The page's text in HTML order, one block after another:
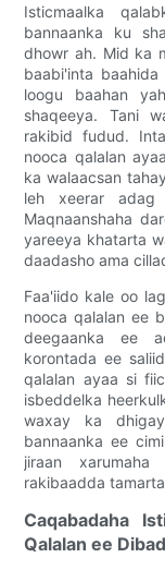
Isticmaalka
bannaanka ku
dhowr ah. Mid ka
baabi'inta
loogu baahan
shaqeeya. Tani
rakibid fudud.
nooca qalalan
ka walaacsan
leh xeerar adag
Maqnaanshaha
yareeya khatarta
daadasho ama
Faa'iido kale oo
nooca qalalan ee
deegaanka ee
korontada ee
qalalan ayaa si
isbeddelka
waxay ka
bannaanka ee
jiraan
rakibaadda
Caqabadaha
Qalalan ee